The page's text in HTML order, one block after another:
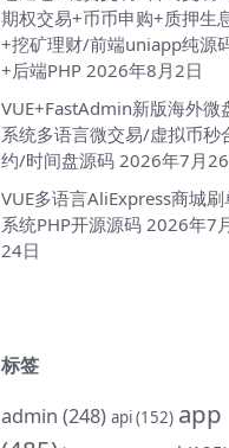
期权交易+币币申购+质押生
+挖矿理财/前端uniapp纯源
+后端PHP 2026年8月2日
VUE+FastAdmin新版海外微
系统多语言微交易/虚拟币秒
约/时间盘源码 2026年7月
VUE多语言AliExpress商城刷
系统PHP开源源码 2026年7
24日
标签
admin (248) api(152) app